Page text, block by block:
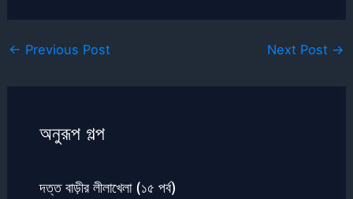
← Previous Post Next Post →
অনুরূপ গল্প
দত্ত বাড়ীর লীলাখেলা (১৫ পর্ব)